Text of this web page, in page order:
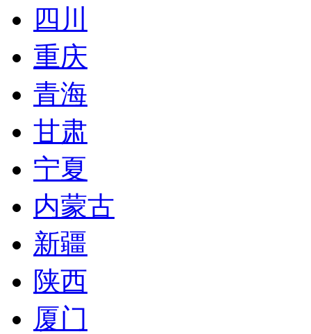
四川
重庆
青海
甘肃
宁夏
内蒙古
新疆
陕西
厦门